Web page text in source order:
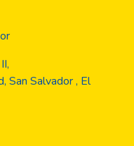
San Salvador , El